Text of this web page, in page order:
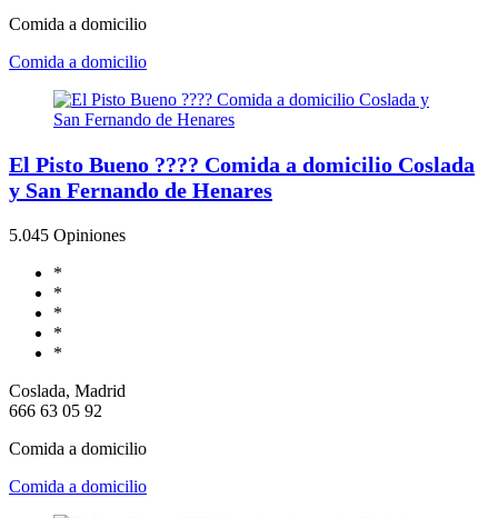
Comida a domicilio
Comida a domicilio
El Pisto Bueno ???? Comida a domicilio Coslada
y San Fernando de Henares
5.045 Opiniones
*
*
*
*
*
Coslada, Madrid
666 63 05 92
Comida a domicilio
Comida a domicilio